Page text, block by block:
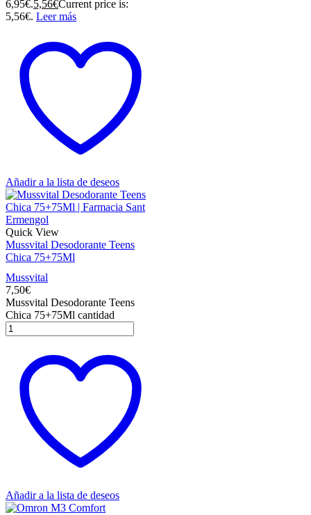
6,95€.5,56€Current price is:
5,56€. Leer más
Añadir a la lista de deseos
Quick View
Mussvital Desodorante Teens
Chica 75+75Ml
Mussvital
7,50€
Mussvital Desodorante Teens
Chica 75+75Ml cantidad
Añadir a la lista de deseos